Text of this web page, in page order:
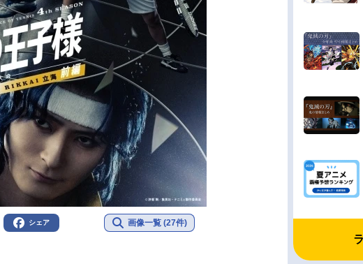
シェア 画像一覧 (27件)